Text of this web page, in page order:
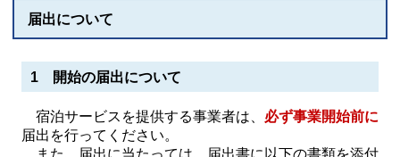
届出について
1 開始の届出について
宿泊サービスを提供する事業者は、 必ず事業開始前に
届出を行ってください。
また、届出に当たっては、届出書に以下の書類を添付